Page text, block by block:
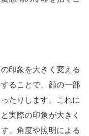
印象を大きく変える
ることで、顔の一部
たりします。これに
実際の印象が大きく
。角度や照明による